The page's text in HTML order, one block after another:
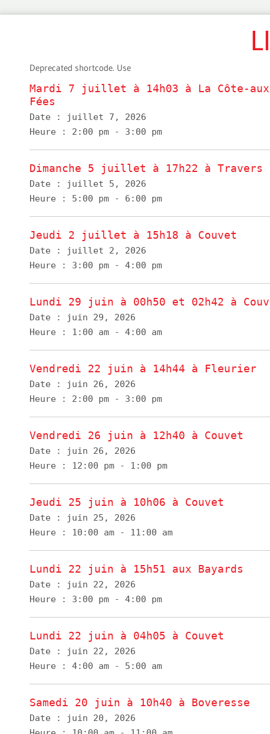
Deprecated shortcode. Use
Mardi 7 juillet à 14h03 à La Côte-
Fées
Date :
juillet 7, 2026
Heure : 2:00 pm - 3:00 pm
Dimanche 5 juillet à 17h22 à Travers
Date :
juillet 5, 2026
Heure : 5:00 pm - 6:00 pm
Jeudi 2 juillet à 15h18 à Couvet
Date :
juillet 2, 2026
Heure : 3:00 pm - 4:00 pm
Lundi 29 juin à 00h50 et 02h42 à
Date :
juin 29, 2026
Heure : 1:00 am - 4:00 am
Vendredi 22 juin à 14h44 à Fleurier
Date :
juin 26, 2026
Heure : 2:00 pm - 3:00 pm
Vendredi 26 juin à 12h40 à Couvet
Date :
juin 26, 2026
Heure : 12:00 pm - 1:00 pm
Jeudi 25 juin à 10h06 à Couvet
Date :
juin 25, 2026
Heure : 10:00 am - 11:00 am
Lundi 22 juin à 15h51 aux Bayards
Date :
juin 22, 2026
Heure : 3:00 pm - 4:00 pm
Lundi 22 juin à 04h05 à Couvet
Date :
juin 22, 2026
Heure : 4:00 am - 5:00 am
Samedi 20 juin à 10h40 à Boveresse
Date :
juin 20, 2026